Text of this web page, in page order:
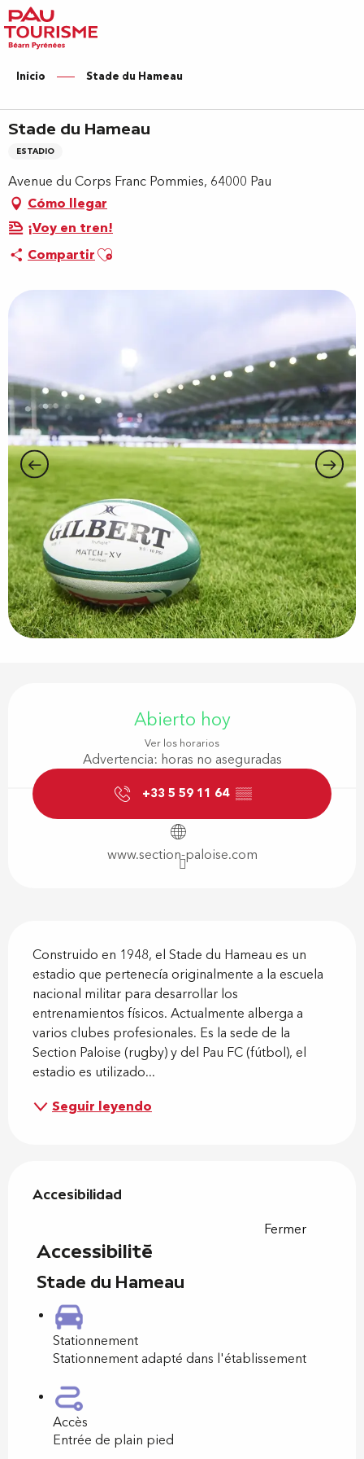
Aller
au
contenu
principal
Inicio Stade du Hameau
Stade du Hameau
ESTADIO
Avenue du Corps Franc Pommies, 64000 Pau
Cómo llegar
¡Voy en tren!
CompartirAjouter aux favoris
Abierto hoy
Ver los horarios
Advertencia: horas no aseguradas
+33 5 59 11 64 ▒▒
www.section-paloise.com
Construido en 1948, el Stade du Hameau es un
estadio que pertenecía originalmente a la escuela
nacional militar para desarrollar los
entrenamientos físicos. Actualmente alberga a
varios clubes profesionales. Es la sede de la
Section Paloise (rugby) y del Pau FC (fútbol), el
estadio es utilizado...
Seguir leyendo
Accesibilidad
Accesibilidad
Fermer
Accessibilité
Stade du Hameau
Stationnement
Stationnement adapté dans l'établissement
Accès
Entrée de plain pied